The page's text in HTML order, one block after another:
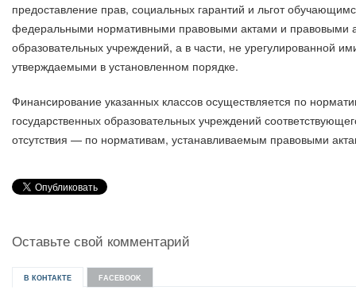
предоставление прав, социальных гарантий и льгот
федеральными нормативными правовыми актами и правовыми
образовательных учреждений, а в части, не урегулированной
утверждаемыми в установленном порядке.
Финансирование указанных классов осуществляется по
государственных образовательных учреждений
отсутствия — по нормативам, устанавливаемым правовыми
Оставьте свой комментарий
В КОНТАКТЕ FACEBOOK